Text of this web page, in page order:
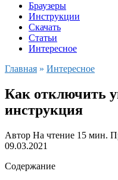
Браузеры
Инструкции
Скачать
Статьи
Интересное
Главная » Интересное
Как отключить
инструкция
Автор На чтение 15 мин.
09.03.2021
Содержание